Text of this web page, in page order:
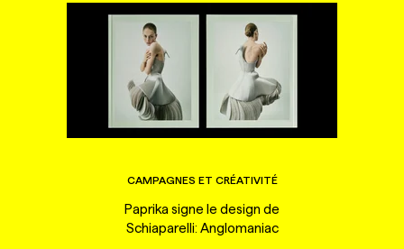
CAMPAGNES ET CRÉATIVITÉ
Paprika signe le design de
Schiaparelli: Anglomaniac